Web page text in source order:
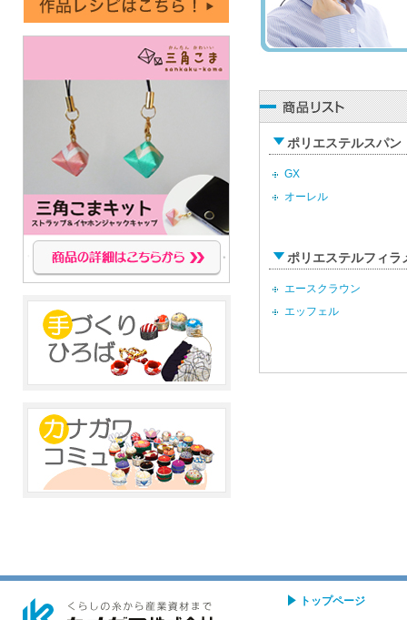
ポリエステルスパン
GX
オーレル
ポリエステルフィラ
エースクラウン
エッフェル
トップページ